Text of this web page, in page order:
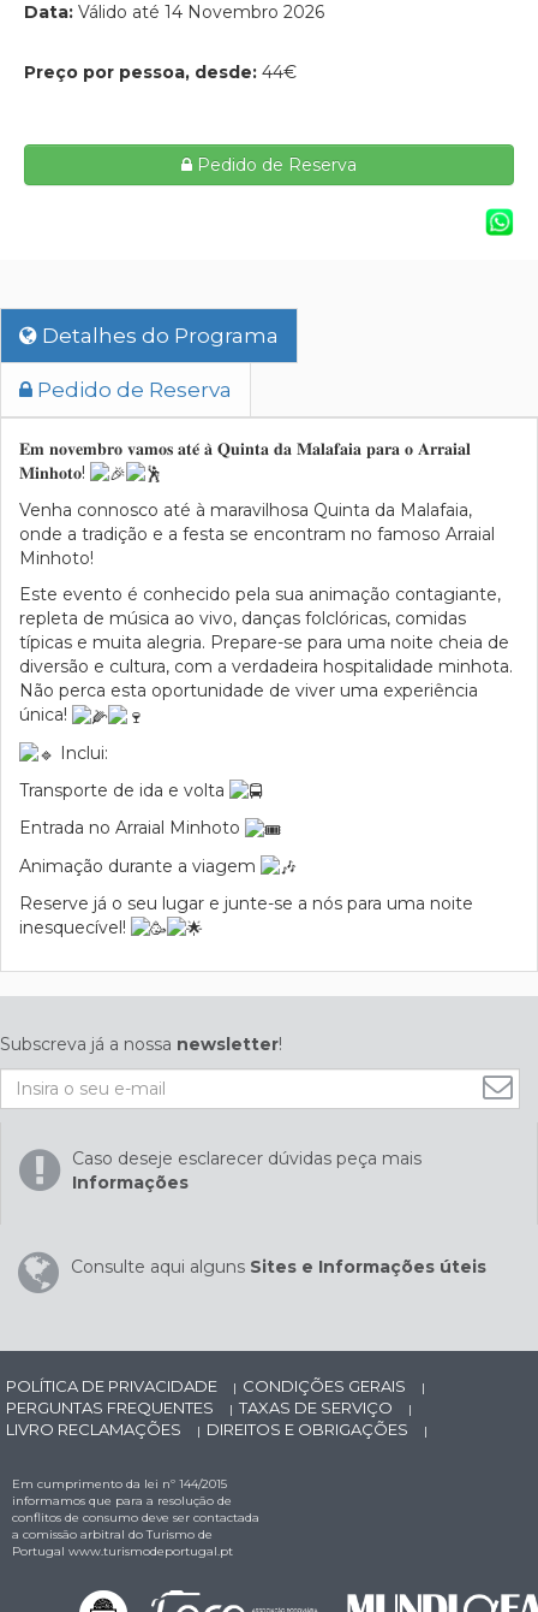
Data: Válido até 14 Novembro 2026
Preço por pessoa, desde: 44€
Pedido de Reserva
Detalhes do Programa
Pedido de Reserva
𝐄𝐦 𝐧𝐨𝐯𝐞𝐦𝐛𝐫𝐨 𝐯𝐚𝐦𝐨𝐬 𝐚𝐭𝐞́ 𝐚̀ 𝐐𝐮𝐢𝐧𝐭𝐚 𝐝𝐚 𝐌𝐚𝐥𝐚𝐟𝐚𝐢𝐚 𝐩𝐚𝐫𝐚 𝐨 𝐀𝐫𝐫𝐚𝐢𝐚𝐥
𝐌𝐢𝐧𝐡𝐨𝐭𝐨!
Venha connosco até à maravilhosa Quinta da Malafaia,
onde a tradição e a festa se encontram no famoso Arraial
Minhoto!
Este evento é conhecido pela sua animação contagiante,
repleta de música ao vivo, danças folclóricas, comidas
típicas e muita alegria. Prepare-se para uma noite cheia de
diversão e cultura, com a verdadeira hospitalidade minhota.
Não perca esta oportunidade de viver uma experiência
única!
Inclui:
Transporte de ida e volta
Entrada no Arraial Minhoto
Animação durante a viagem
Reserve já o seu lugar e junte-se a nós para uma noite
inesquecível!
Subscreva já a nossa newsletter!
Caso deseje esclarecer dúvidas peça mais
Informações
Consulte aqui alguns Sites e Informações úteis
POLÍTICA DE PRIVACIDADE | CONDIÇÕES GERAIS |
PERGUNTAS FREQUENTES | TAXAS DE SERVIÇO |
LIVRO RECLAMAÇÕES | DIREITOS E OBRIGAÇÕES |
Em cumprimento da lei nº 144/2015
informamos que para a resolução de
conflitos de consumo deve ser contactada
a comissão arbitral do Turismo de
Portugal www.turismodeportugal.pt